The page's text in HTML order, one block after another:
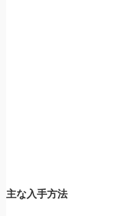
主な入手方法